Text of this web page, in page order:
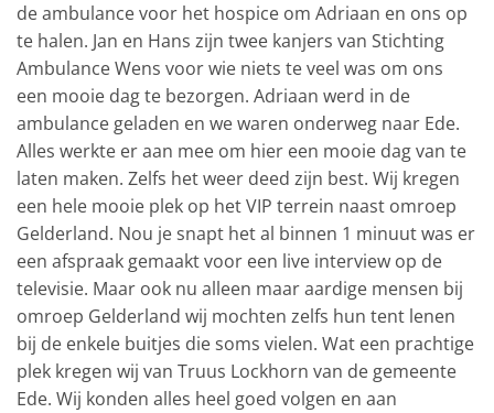
de ambulance voor het hospice om Adriaan en ons op
te halen. Jan en Hans zijn twee kanjers van Stichting
Ambulance Wens voor wie niets te veel was om ons
een mooie dag te bezorgen. Adriaan werd in de
ambulance geladen en we waren onderweg naar Ede.
Alles werkte er aan mee om hier een mooie dag van te
laten maken. Zelfs het weer deed zijn best. Wij kregen
een hele mooie plek op het VIP terrein naast omroep
Gelderland. Nou je snapt het al binnen 1 minuut was er
een afspraak gemaakt voor een live interview op de
televisie. Maar ook nu alleen maar aardige mensen bij
omroep Gelderland wij mochten zelfs hun tent lenen
bij de enkele buitjes die soms vielen. Wat een prachtige
plek kregen wij van Truus Lockhorn van de gemeente
Ede. Wij konden alles heel goed volgen en aan